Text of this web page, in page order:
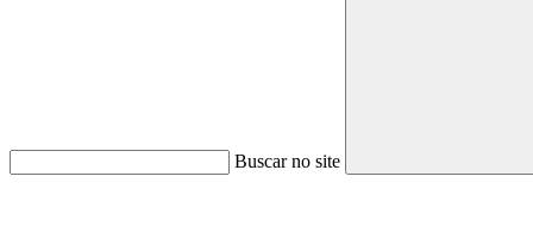
Buscar no site